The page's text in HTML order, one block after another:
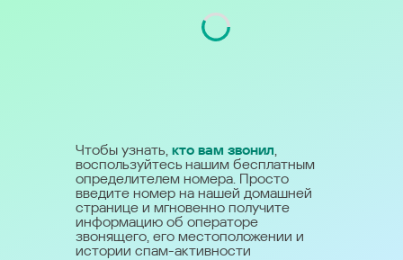
Чтобы узнать, кто вам звонил,
воспользуйтесь нашим бесплатным
определителем номера. Просто
введите номер на нашей домашней
странице и мгновенно получите
информацию об операторе
звонящего, его местоположении и
истории спам-активности